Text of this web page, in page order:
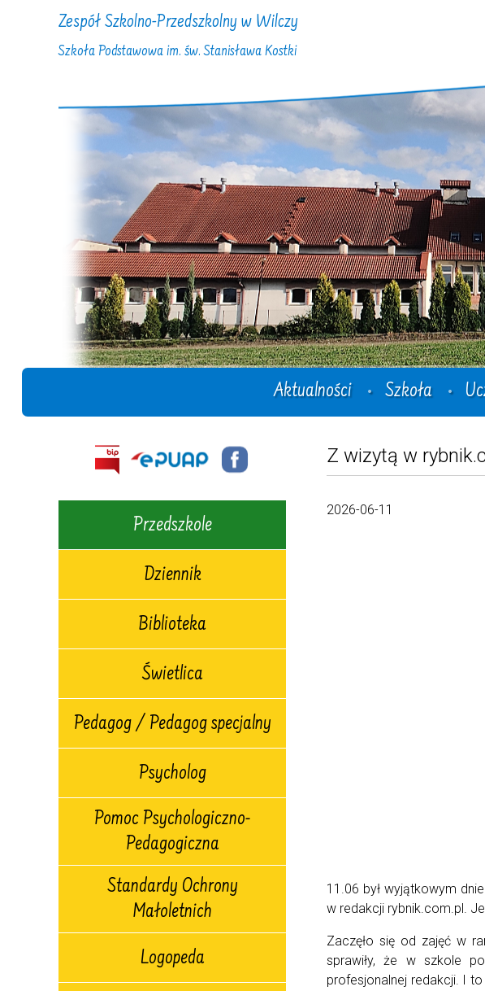
Zespół Szkolno-Przedszkolny w Wilczy
Szkoła Podstawowa im. św. Stanisława Kostki
Aktualności Szkoła
Przedszkole
Dziennik
Biblioteka
Świetlica
Pedagog / Pedagog specjalny
Psycholog
Pomoc Psychologiczno-
Pedagogiczna
Standardy Ochrony
Małoletnich
Logopeda
Z wizytą w
2026-06-11
11.06 był wyjątkowym
w redakcji rybnik.com.pl.
Zaczęło się od zajęć w
sprawiły, że w szkole
profesjonalnej redakcji. I